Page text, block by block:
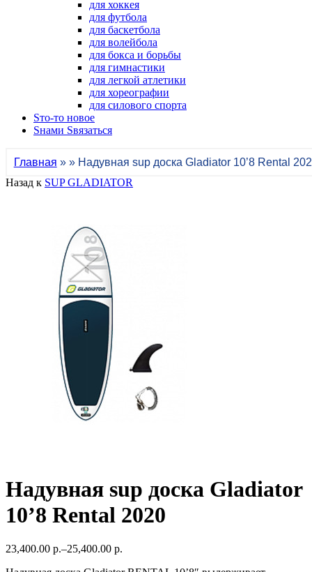
для хоккея
для футбола
для баскетбола
для волейбола
для бокса и борьбы
для гимнастики
для легкой атлетики
для хореографии
для силового спорта
Sто-то новое
Sнами Sвязаться
Главная » » Надувная sup доска Gladiator 10’8 Rental
Назад к SUP GLADIATOR
Надувная sup доска Gladiator
10’8 Rental 2020
23,400.00 р.–25,400.00 р.